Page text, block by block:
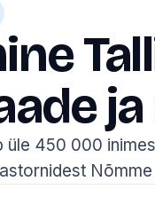
üle 450 000